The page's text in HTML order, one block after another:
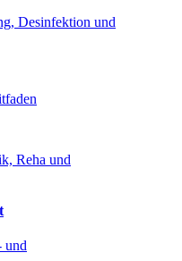
Desinfektion und
Reha und
und